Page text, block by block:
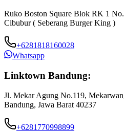
Ruko Boston Square Blok RK 1
Cibubur ( Seberang Burger King )
+6281818160028
Whatsapp
Linktown Bandung:
Jl. Mekar Agung No.119,
Bandung, Jawa Barat 40237
+6281770998899